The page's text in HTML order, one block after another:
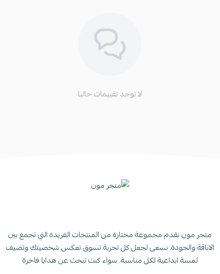
لا توجد تقييمات حاليا
متجر مون نقدم مجموعة مختارة من المنتجات الفريدة التي تجمع بين
الاناقة والجودة. نسعى لجعل كل تجربة تسوق تعكس شخصيتك وتضيف
لمسة ابداعية لكل مناسبة. سواء كنت تبحث عن هدايا فاخرة